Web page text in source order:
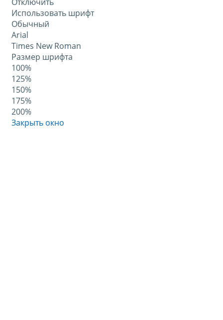
Использовать шрифт
Обычный
Arial
Times New Roman
Размер шрифта
100%
125%
150%
175%
200%
Закрыть окно